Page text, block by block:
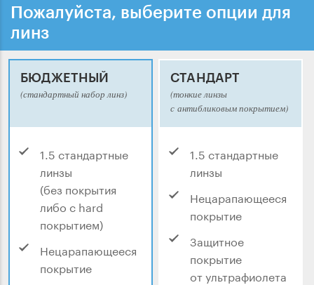
Пожалуйста, выберите опции для
линз
БЮДЖЕТНЫЙ
(стандартный набор линз)
1.5 стандартные
линзы
(без покрытия
либо с hard
покрытием)
Нецарапающееся
покрытие
СТАНДАРТ
(тонкие линзы
с антибликовым покрытием)
1.5 стандартные
линзы
Нецарапающееся
покрытие
Защитное
покрытие
от ультрафиолета